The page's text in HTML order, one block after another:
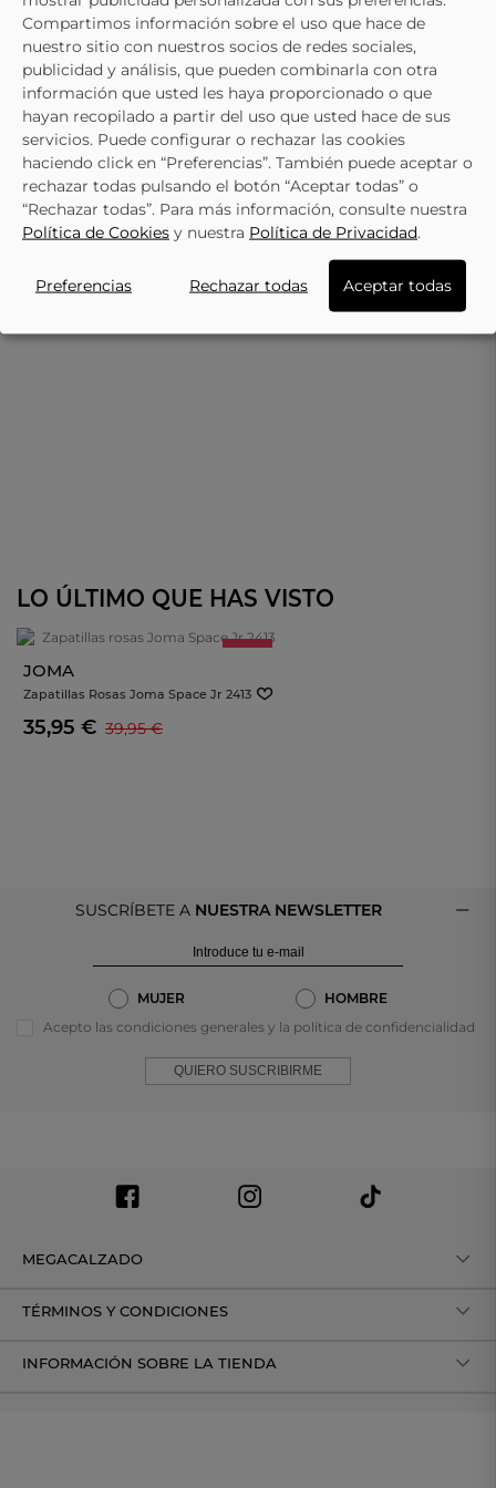
JOMA
Zapatillas Para Niña JOMA Tornado
JR 25 Junior JTORW2532V Blanco
27,91 € 32,95 €
JOMA
Zapatillas Con Luces Para Niña
JOMA Space Jr JSPACS2513V
39,95 €
LO ÚLTIMO QUE HAS VISTO
- 10%
JOMA
Zapatillas Rosas Joma Space Jr 2413
35,95 € 39,95 €
SUSCRÍBETE A NUESTRA NEWSLETTER
MUJER
HOMBRE
Acepto las condiciones generales y la política de confidencialidad
QUIERO SUSCRIBIRME
MEGACALZADO
TÉRMINOS Y CONDICIONES
INFORMACIÓN SOBRE LA TIENDA
Compartimos información sobre el uso que hace de
nuestro sitio con nuestros socios de redes sociales,
publicidad y análisis, que pueden combinarla con otra
información que usted les haya proporcionado o que
hayan recopilado a partir del uso que usted hace de sus
servicios. Puede configurar o rechazar las cookies
haciendo click en “Preferencias”. También puede aceptar o
rechazar todas pulsando el botón “Aceptar todas” o
“Rechazar todas”. Para más información, consulte nuestra
Política de Cookies y nuestra Política de Privacidad.
Preferencias Rechazar todas Aceptar todas